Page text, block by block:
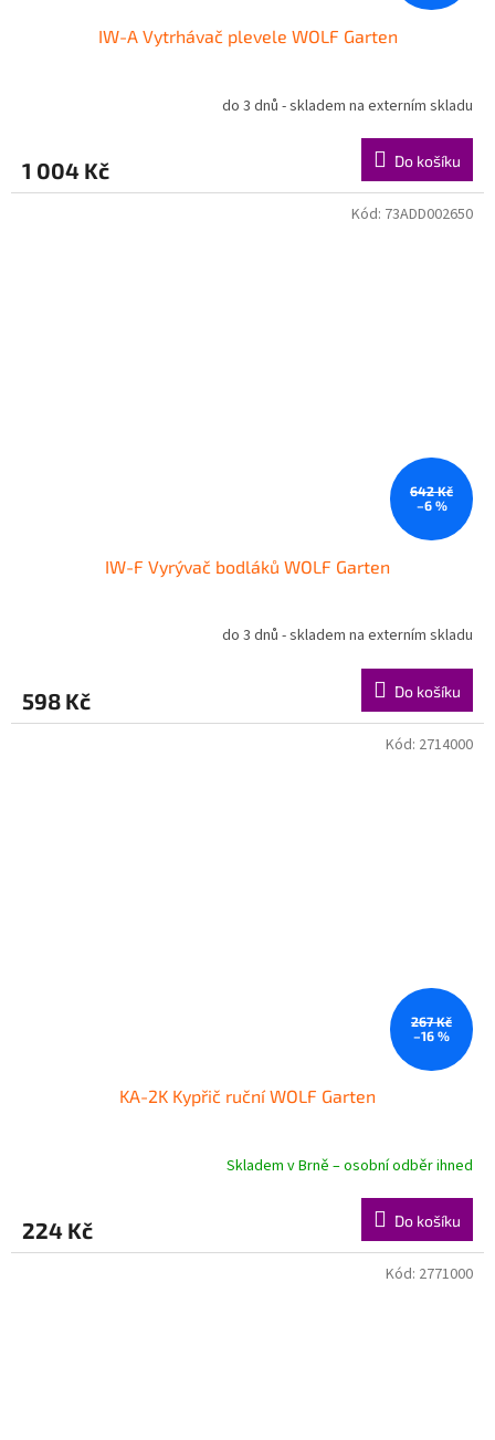
IW-A Vytrhávač plevele WOLF Garten
do 3 dnů - skladem na externím skladu
1 004 Kč Do košíku
642 Kč
–6 %
IW-F Vyrývač bodláků WOLF Garten
do 3 dnů - skladem na externím skladu
598 Kč Do košíku
Kód: 73ADD002650
267 Kč
–16 %
KA-2K Kypřič ruční WOLF Garten
Skladem v Brně – osobní odběr ihned
224 Kč Do košíku
Kód: 2714000
Kód: 2771000